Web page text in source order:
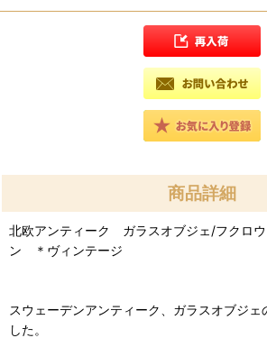
商品詳細
北欧アンティーク ガラスオブジェ/フ
ン ＊ヴィンテージ
スウェーデンアンティーク、ガラスオブジェ
した。